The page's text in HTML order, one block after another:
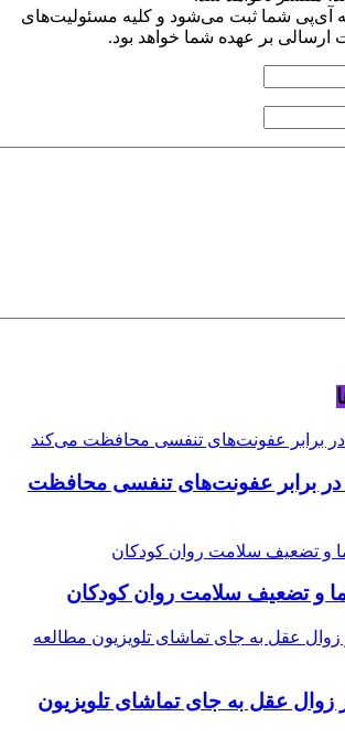
آی‌پی شما ثبت می‌شود و کلیه مسئولیت‌های
بر عهده شما خواهد بود.
در برابر عفونت‌های تنفسی محافظت
و تضعیف سلامت روان کودکان
عقل به جای تماشای تلویزیون